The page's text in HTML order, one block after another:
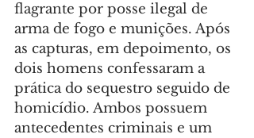
flagrante por posse ilegal de
arma de fogo e munições. Após
as capturas, em depoimento, os
dois homens confessaram a
prática do sequestro seguido de
homicídio. Ambos possuem
antecedentes criminais e um